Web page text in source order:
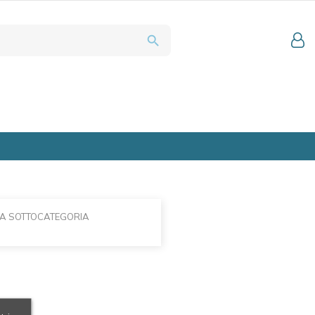
search
SOTTOCATEGORIA